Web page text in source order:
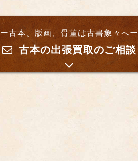
ー古本、版画、骨董は古書象々へー
古本の出張買取のご相談